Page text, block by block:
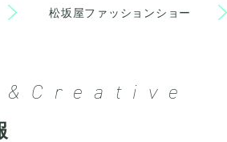
松坂屋ファッションショー